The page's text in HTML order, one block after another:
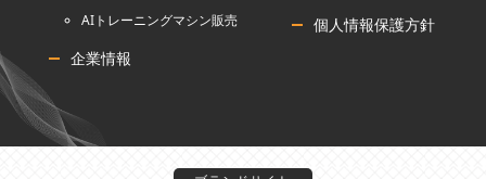
AIトレーニングマシン販売
企業情報
個人情報保護方針